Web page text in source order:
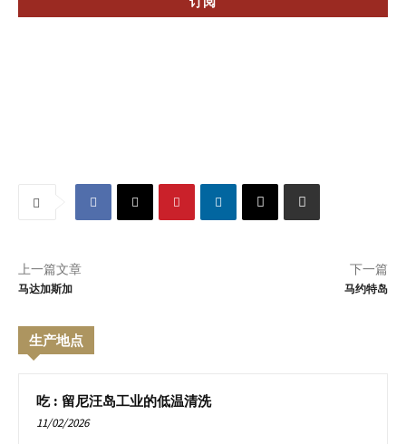
上一篇文章
马达加斯加
下一篇
马约特岛
生产地点
吃 : 留尼汪岛工业的低温清洗
11/02/2026